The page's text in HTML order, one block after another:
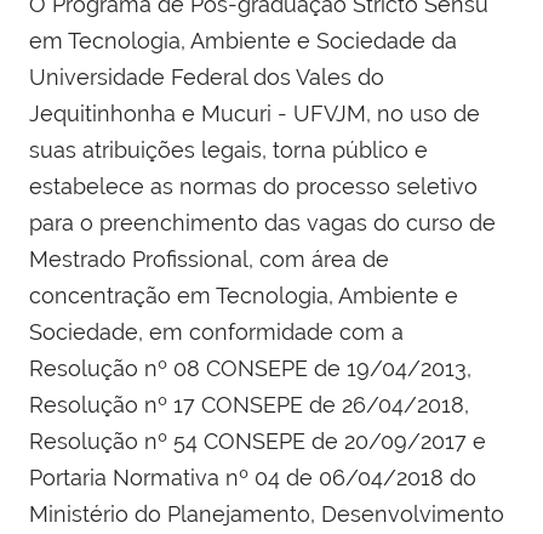
em Tecnologia, Ambiente e Sociedade da
Universidade Federal dos Vales do
Jequitinhonha e Mucuri - UFVJM, no uso de
suas atribuições legais, torna público e
estabelece as normas do processo seletivo
para o preenchimento das vagas do curso de
Mestrado Profissional, com área de
concentração em Tecnologia, Ambiente e
Sociedade, em conformidade com a
Resolução nº 08 CONSEPE de 19/04/2013,
Resolução nº 17 CONSEPE de 26/04/2018,
Resolução nº 54 CONSEPE de 20/09/2017 e
Portaria Normativa nº 04 de 06/04/2018 do
Ministério do Planejamento, Desenvolvimento